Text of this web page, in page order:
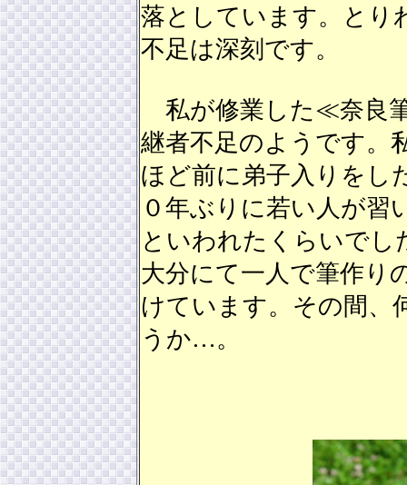
落としています。とり
不足は深刻です。
私が修業した≪奈良
継者不足のようです。
ほど前に弟子入りをし
０年ぶりに若い人が習
といわれたくらいでし
大分にて一人で筆作り
けています。その間、
うか…。